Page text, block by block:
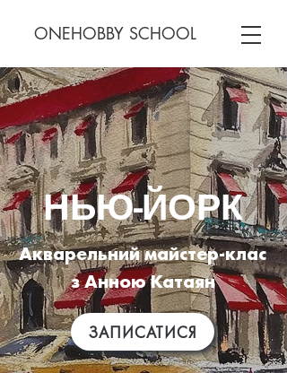
ONEHOBBY SCHOOL
НЬЮ-ЙОРК
Акварельний майстер-клас
з Анною Катаян
ЗАПИСАТИСЯ